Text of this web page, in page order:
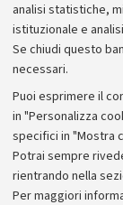
analisi statistiche,
istituzionale e
Se chiudi questo
necessari.
Puoi esprimere il
in "Personalizza
specifici in "Mostra
Potrai sempre
rientrando nella
Per maggiori